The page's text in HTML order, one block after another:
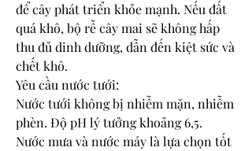
để cây phát triển khỏe mạnh. Nếu đất
quá khô, bộ rễ cây mai sẽ không hấp
thu đủ dinh dưỡng, dẫn đến kiệt sức và
chết khô.
Yêu cầu nước tưới:
Nước tưới không bị nhiễm mặn, nhiễm
phèn. Độ pH lý tưởng khoảng 6,5.
Nước mưa và nước máy là lựa chọn tốt